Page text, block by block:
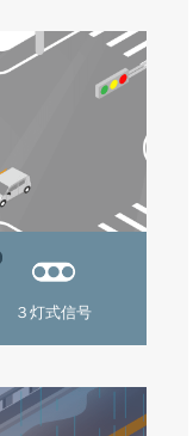
３灯式信号